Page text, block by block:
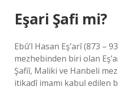
Eşari Şafi mi?
Ebû’l Hasan Eş’arî (873 –
mezhebinden biri olan
Şafiî, Maliki ve Hanbeli
itikadî imamı kabul edilen